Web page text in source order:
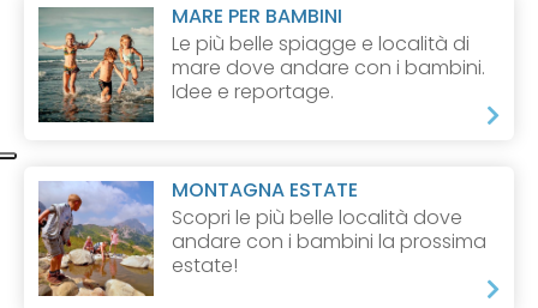
MARE PER BAMBINI
Le più belle spiagge e località di
mare dove andare con i bambini.
Idee e reportage.
MONTAGNA ESTATE
Scopri le più belle località dove
andare con i bambini la prossima
estate!